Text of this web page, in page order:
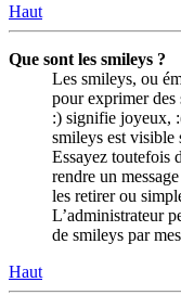
Haut
Que sont les smileys ?
Les smileys, ou
pour exprimer des
:) signifie joyeux,
smileys est visible
Essayez toutefois
rendre un
les retirer ou
L’administrateur
de smileys par
Haut